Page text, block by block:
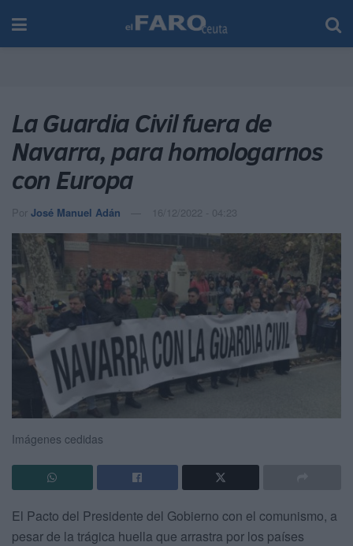
La Guardia Civil fuera de
Navarra, para homologarnos
con Europa
Por José Manuel Adán 16/12/2022 - 04:23
Imágenes cedidas
El Pacto del Presidente del Gobierno con el comunismo, a
pesar de la trágica huella que arrastra por los países